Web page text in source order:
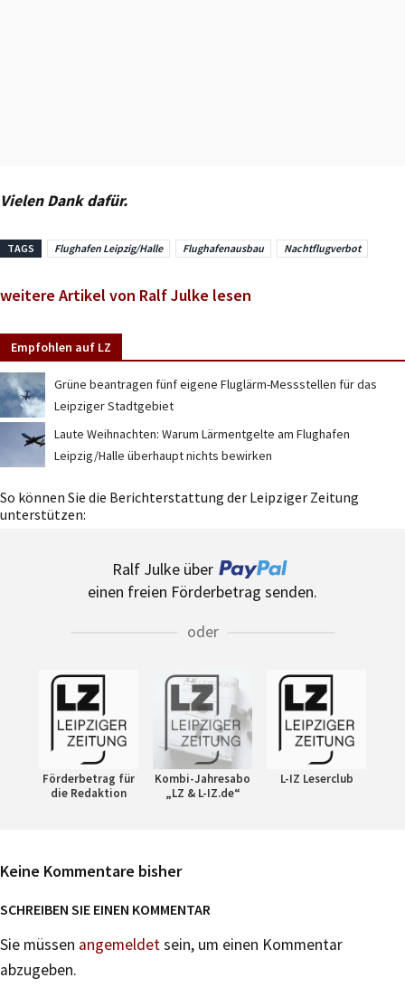
Vielen Dank dafür.
TAGS Flughafen Leipzig/Halle Flughafenausbau Nachtflugverbot
weitere Artikel von Ralf Julke lesen
Empfohlen auf LZ
Grüne beantragen fünf eigene Fluglärm-Messstellen für das
Leipziger Stadtgebiet
Laute Weihnachten: Warum Lärmentgelte am Flughafen
Leipzig/Halle überhaupt nichts bewirken
So können Sie die Berichterstattung der Leipziger Zeitung
unterstützen:
Ralf Julke über
einen freien Förderbetrag senden.
oder
Förderbetrag für
die Redaktion
Kombi-Jahresabo
„LZ & L-IZ.de“
L-IZ Leserclub
Keine Kommentare bisher
SCHREIBEN SIE EINEN KOMMENTAR
Sie müssen angemeldetsein, um einen Kommentar
abzugeben.